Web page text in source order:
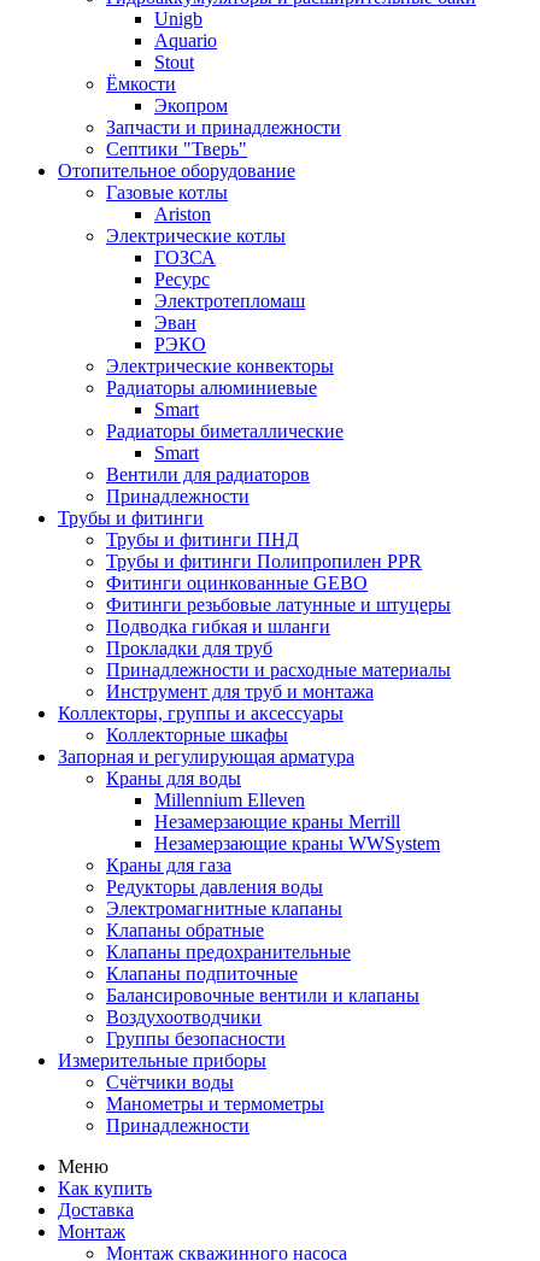
Unigb
Aquario
Stout
Ёмкости
Экопром
Запчасти и принадлежности
Септики "Тверь"
Отопительное оборудование
Газовые котлы
Ariston
Электрические котлы
ГОЗСА
Ресурс
Электротепломаш
Эван
РЭКО
Электрические конвекторы
Радиаторы алюминиевые
Smart
Радиаторы биметаллические
Smart
Вентили для радиаторов
Принадлежности
Трубы и фитинги
Трубы и фитинги ПНД
Трубы и фитинги Полипропилен PPR
Фитинги оцинкованные GEBO
Фитинги резьбовые латунные и штуцеры
Подводка гибкая и шланги
Прокладки для труб
Принадлежности и расходные материалы
Инструмент для труб и монтажа
Коллекторы, группы и аксессуары
Коллекторные шкафы
Запорная и регулирующая арматура
Краны для воды
Millennium Elleven
Незамерзающие краны Merrill
Незамерзающие краны WWSystem
Краны для газа
Редукторы давления воды
Электромагнитные клапаны
Клапаны обратные
Клапаны предохранительные
Клапаны подпиточные
Балансировочные вентили и клапаны
Воздухоотводчики
Группы безопасности
Измерительные приборы
Счётчики воды
Манометры и термометры
Принадлежности
Меню
Как купить
Доставка
Монтаж
Монтаж скважинного насоса